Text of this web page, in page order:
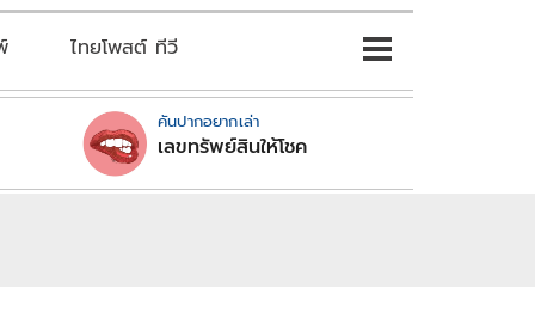
ไทยโพสต์ ทีวี
คันปากอยากเล่า
เลขทรัพย์สินให้โชค